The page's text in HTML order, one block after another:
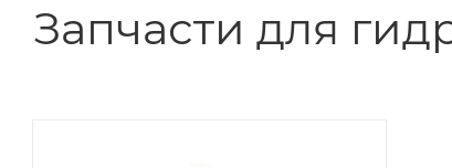
Запчасти для